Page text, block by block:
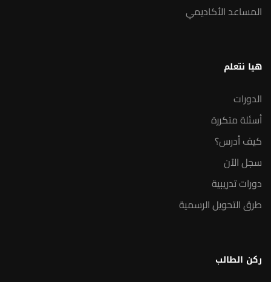
المساعد الأكاديمي
هيا نتعلم
الدورات
أسئلة متكررة
كيف أدرس؟
سجل الآن
دورات تدريبية
طرق التحويل الرسمية
ركن الطالب